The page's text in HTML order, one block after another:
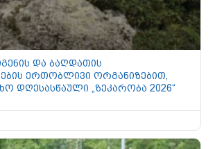
და ბაღდათის
ერთობლივი ორგანიზებით,
დღესასწაული „ზეკარობა 2026“